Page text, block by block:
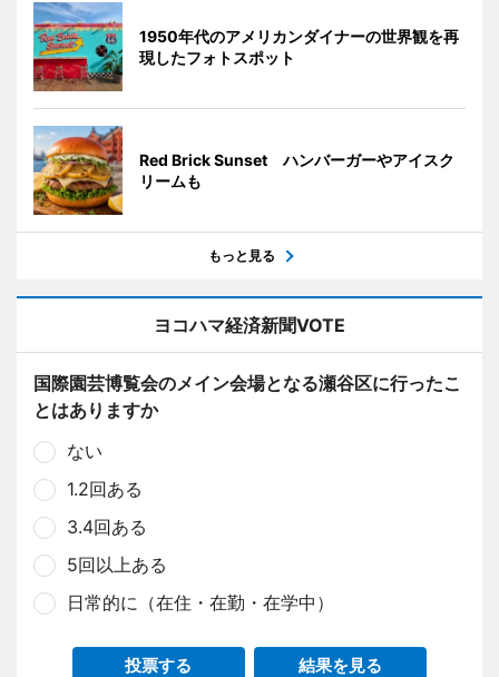
1950年代のアメリカンダイナーの世界観を再
現したフォトスポット
Red Brick Sunset ハンバーガーやアイスク
リームも
もっと見る
ヨコハマ経済新聞VOTE
国際園芸博覧会のメイン会場となる瀬谷区に行ったこ
とはありますか
ない
1.2回ある
3.4回ある
5回以上ある
日常的に（在住・在勤・在学中）
投票する 結果を見る